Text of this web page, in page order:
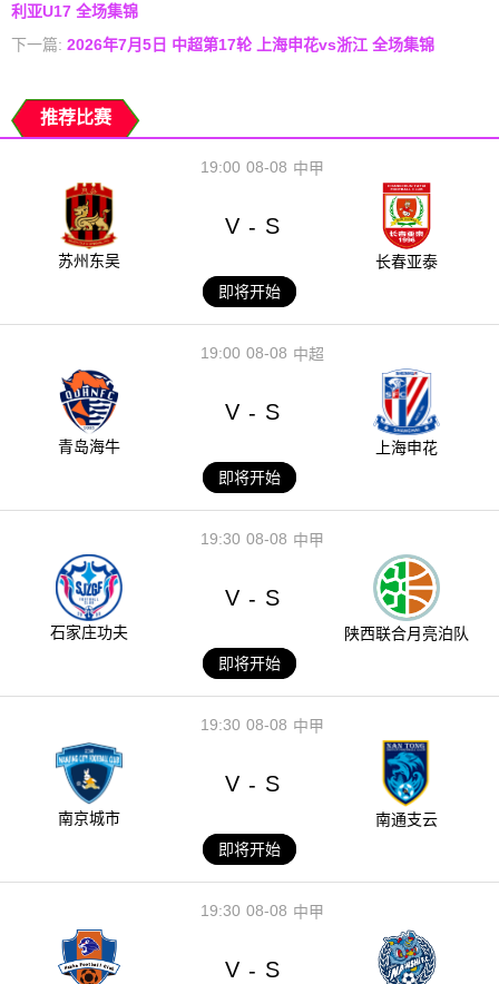
利亚U17 全场集锦
下一篇: 2026年7月5日 中超第17轮 上海申花vs浙江 全场集锦
推荐比赛
08-08
19:00 中甲
苏州东吴
V - S
长春亚泰
即将开始
08-08
19:00 中超
青岛海牛
V - S
上海申花
即将开始
08-08
19:30 中甲
石家庄功夫
V - S
陕西联合月亮泊队
即将开始
08-08
19:30 中甲
南京城市
V - S
南通支云
即将开始
08-08
19:30 中甲
V - S